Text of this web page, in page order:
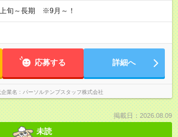
旬～長期 ※9月～！
応募する 詳細へ
業名 パーソルテンプスタッフ株式会社
掲載日：2026.08.09
未読